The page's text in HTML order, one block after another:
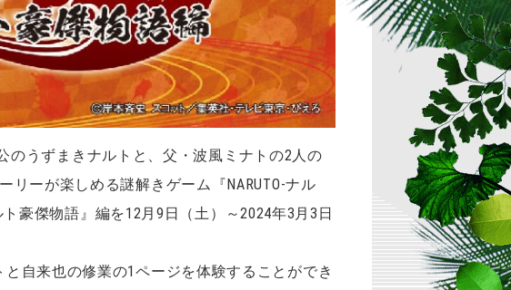
のうずまきナルトと、父・波風ミナトの2人の
ーが楽しめる謎解きゲーム『NARUTO-ナル
豪傑物語』編を12月9日（土）～2024年3月3日
自来也の修業の1ページを体験することができ